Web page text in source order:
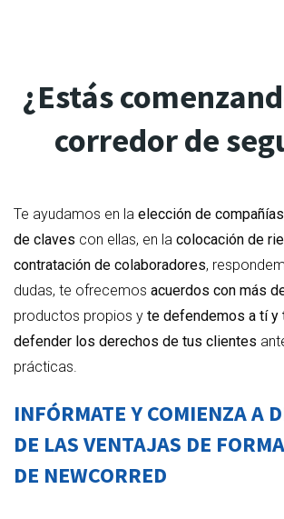
¿Estás
corredor de
Te ayudamos en la elección de compañías
de claves con ellas, en la colocación de
contratación de colaboradores,
dudas, te ofrecemos acuerdos con más
productos propios y te defendemos a tí y
defender los derechos de tus clientes
prácticas.
INFÓRMATE Y COMIENZA A
DE LAS VENTAJAS DE
DE NEWCORRED